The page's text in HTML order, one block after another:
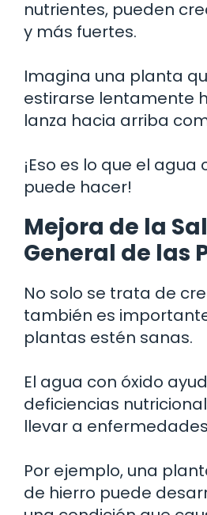
nutrientes, pueden
y más fuertes.
Imagina una planta
estirarse lentamente
lanza hacia arriba
¡Eso es lo que el agua
puede hacer!
Mejora de la
General de las
No solo se trata de
también es
plantas estén sanas.
El agua con óxido
deficiencias
llevar a
Por ejemplo, una
de hierro puede